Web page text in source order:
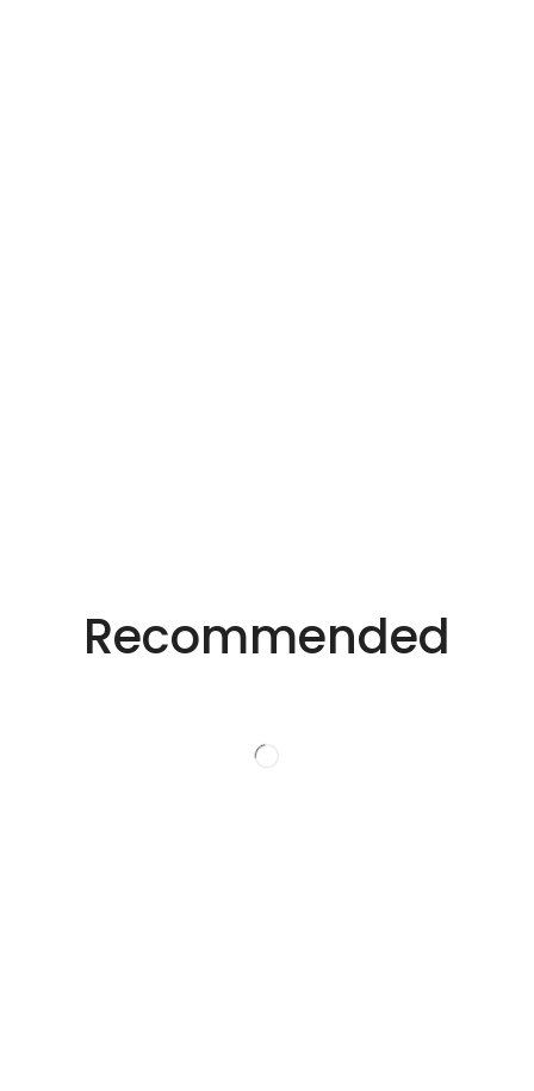
创新的激光解决方
案。
Recommended